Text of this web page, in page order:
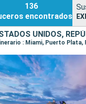
136
encontrados
UNIDOS,
: Miami, Puerto Plata,